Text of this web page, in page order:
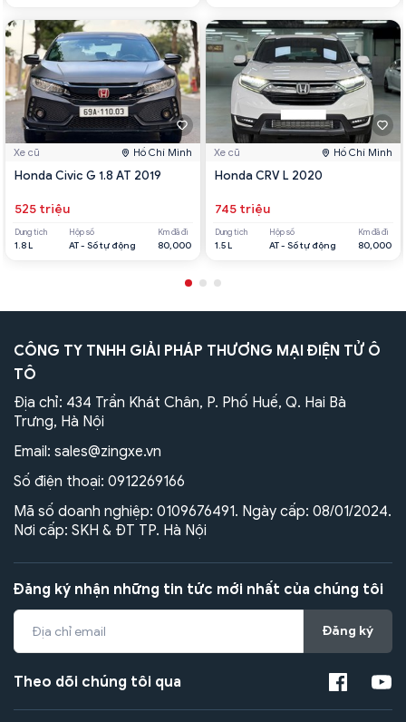
Xe cũ Hồ Chí Minh
Honda Civic G 1.8 AT 2019
525 triệu
Dung tích
1.8 L
Hộp số
AT - Số tự động
Km đã đi
80,000
Xe cũ Hồ Chí Minh
Honda CRV L 2020
745 triệu
Dung tích
1.5 L
Hộp số
AT - Số tự động
Km đã đi
80,000
CÔNG TY TNHH GIẢI PHÁP THƯƠNG MẠI ĐIỆN TỬ Ô
TÔ
Địa chỉ: 434 Trần Khát Chân, P. Phố Huế, Q. Hai Bà
Trưng, Hà Nội
Email: sales@zingxe.vn
Số điện thoại: 0912269166
Mã số doanh nghiệp: 0109676491. Ngày cấp: 08/01/2024.
Nơi cấp: SKH & ĐT TP. Hà Nội
Đăng ký nhận những tin tức mới nhất của chúng tôi
Đăng ký
Theo dõi chúng tôi qua